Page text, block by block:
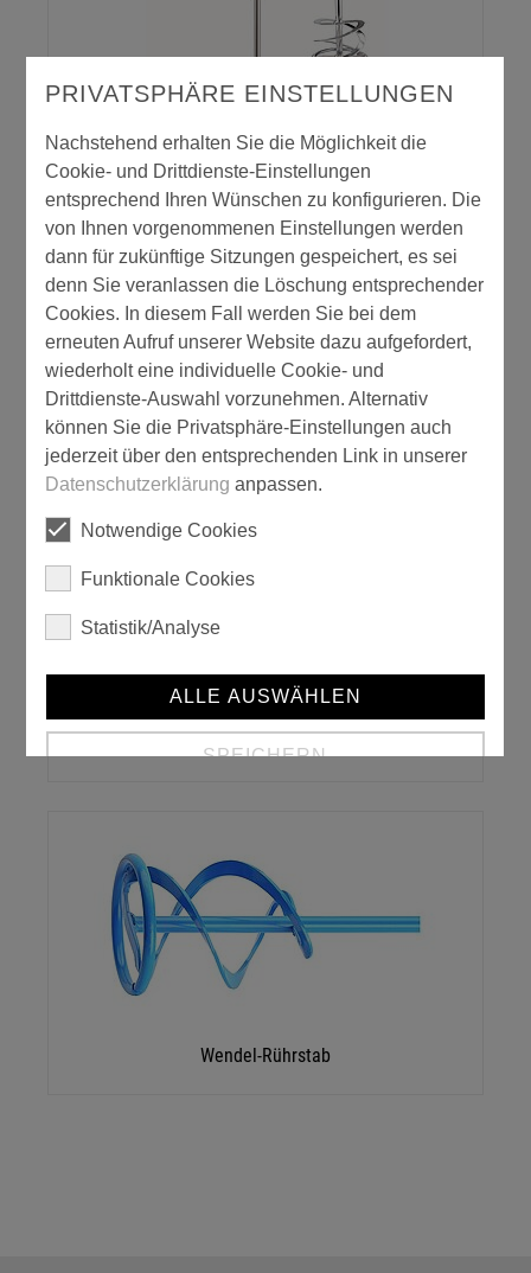
MXE 18.0-EC WR2 120
Scheiben-Rührstab
Wendel-Rührstab
PRIVATSPHÄRE EINSTELLUNGEN
Nachstehend erhalten Sie die Möglichkeit die
Cookie- und Drittdienste-Einstellungen
entsprechend Ihren Wünschen zu konfigurieren. Die
von Ihnen vorgenommenen Einstellungen werden
dann für zukünftige Sitzungen gespeichert, es sei
denn Sie veranlassen die Löschung entsprechender
Cookies. In diesem Fall werden Sie bei dem
erneuten Aufruf unserer Website dazu aufgefordert,
wiederholt eine individuelle Cookie- und
Drittdienste-Auswahl vorzunehmen. Alternativ
können Sie die Privatsphäre-Einstellungen auch
jederzeit über den entsprechenden Link in unserer
Datenschutzerklärung anpassen.
Notwendige Cookies
Funktionale Cookies
Statistik/Analyse
ALLE AUSWÄHLEN
SPEICHERN
Impressum|